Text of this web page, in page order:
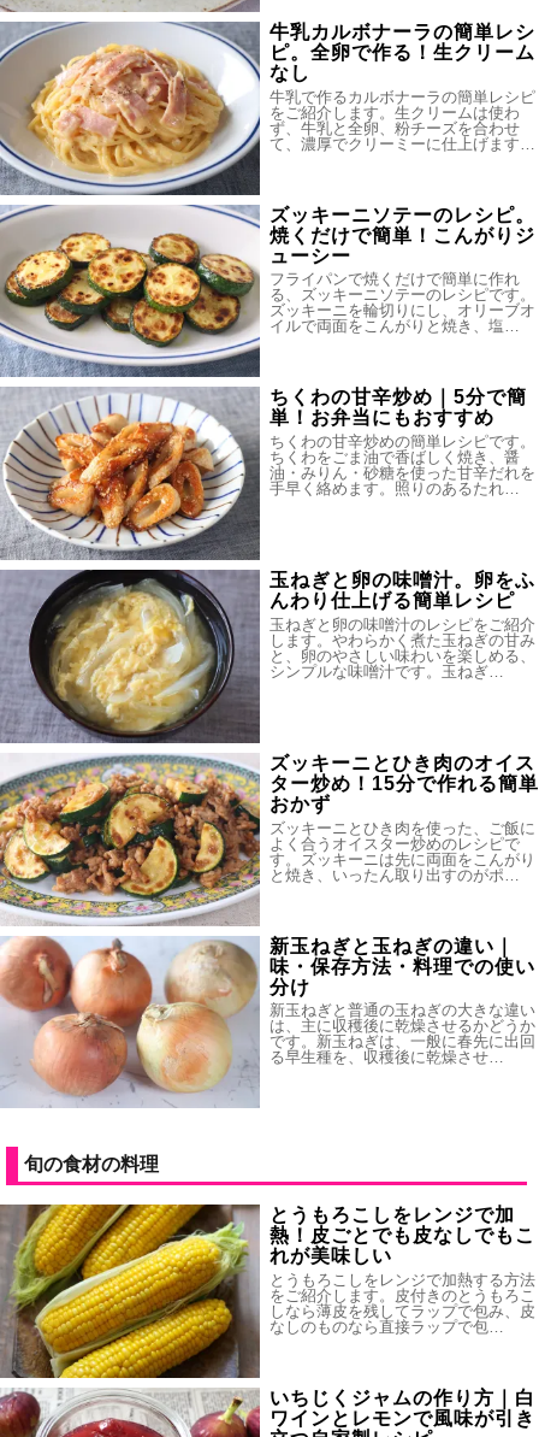
牛乳カルボナーラの簡単レシ
ピ。全卵で作る！生クリーム
なし
牛乳で作るカルボナーラの簡単レシピ
をご紹介します。生クリームは使わ
ず、牛乳と全卵、粉チーズを合わせ
て、濃厚でクリーミーに仕上げます…
ズッキーニソテーのレシピ。
焼くだけで簡単！こんがりジ
ューシー
フライパンで焼くだけで簡単に作れ
る、ズッキーニソテーのレシピです。
ズッキーニを輪切りにし、オリーブオ
イルで両面をこんがりと焼き、塩…
ちくわの甘辛炒め｜5分で簡
単！お弁当にもおすすめ
ちくわの甘辛炒めの簡単レシピです。
ちくわをごま油で香ばしく焼き、醤
油・みりん・砂糖を使った甘辛だれを
手早く絡めます。照りのあるたれ…
玉ねぎと卵の味噌汁。卵をふ
んわり仕上げる簡単レシピ
玉ねぎと卵の味噌汁のレシピをご紹介
します。やわらかく煮た玉ねぎの甘み
と、卵のやさしい味わいを楽しめる、
シンプルな味噌汁です。玉ねぎ…
ズッキーニとひき肉のオイス
ター炒め！15分で作れる簡単
おかず
ズッキーニとひき肉を使った、ご飯に
よく合うオイスター炒めのレシピで
す。ズッキーニは先に両面をこんがり
と焼き、いったん取り出すのがポ…
新玉ねぎと玉ねぎの違い｜
味・保存方法・料理での使い
分け
新玉ねぎと普通の玉ねぎの大きな違い
は、主に収穫後に乾燥させるかどうか
です。新玉ねぎは、一般に春先に出回
る早生種を、収穫後に乾燥させ…
旬の食材の料理
とうもろこしをレンジで加
熱！皮ごとでも皮なしでもこ
れが美味しい
とうもろこしをレンジで加熱する方法
をご紹介します。皮付きのとうもろこ
しなら薄皮を残してラップで包み、皮
なしのものなら直接ラップで包…
いちじくジャムの作り方｜白
ワインとレモンで風味が引き